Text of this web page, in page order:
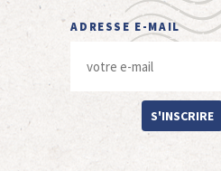
ADRESSE E-MAIL
S'INSCRIRE